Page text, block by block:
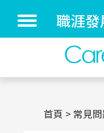
職涯
首頁 常見